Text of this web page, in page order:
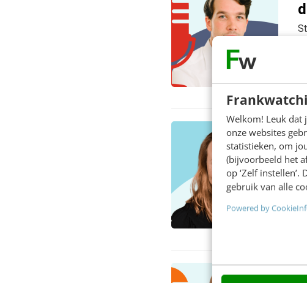
Welkom! Leuk dat
onze websites
statistieken, om
(bijvoorbeeld het
op ‘Zelf instellen’.
gebruik van alle
Powered by